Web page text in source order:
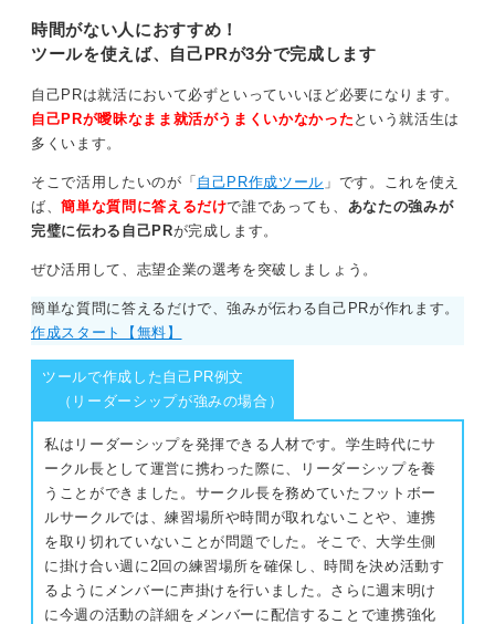
を忘れずに、積極的に学びながら取り組んでいきたいと
いうことを伝えてみましょう。
0
接を突破しましょう。
時間がない人におすすめ！
ツールを使えば、自己PRが3分で完成します
自己PRは就活において必ずといっていいほど必要になります。
自己PRが曖昧なまま就活がうまくいかなかった という就活生は
多くいます。
そこで活用したいのが「 自己PR作成ツール 」です。これを使え
ば、簡単な質問に答えるだけで誰であっても、 あなたの強みが
完璧に伝わる自己PRが完成します。
ぜひ活用して、志望企業の選考を突破しましょう。
簡単な質問に答えるだけで、強みが伝わる自己PRが作れます。
作成スタート【無料】
ツールで作成した自己PR例文
（リーダーシップが強みの場合）
私はリーダーシップを発揮できる人材です。学生時代にサ
ークル長として運営に携わった際に、リーダーシップを養
うことができました。サークル長を務めていたフットボー
ルサークルでは、練習場所や時間が取れないことや、連携
を取り切れていないことが問題でした。そこで、大学生側
に掛け合い週に2回の練習場所を確保し、時間を決め活動す
るようにメンバーに声掛けを行いました。さらに週末明け
に今週の活動の詳細をメンバーに配信することで連携強化